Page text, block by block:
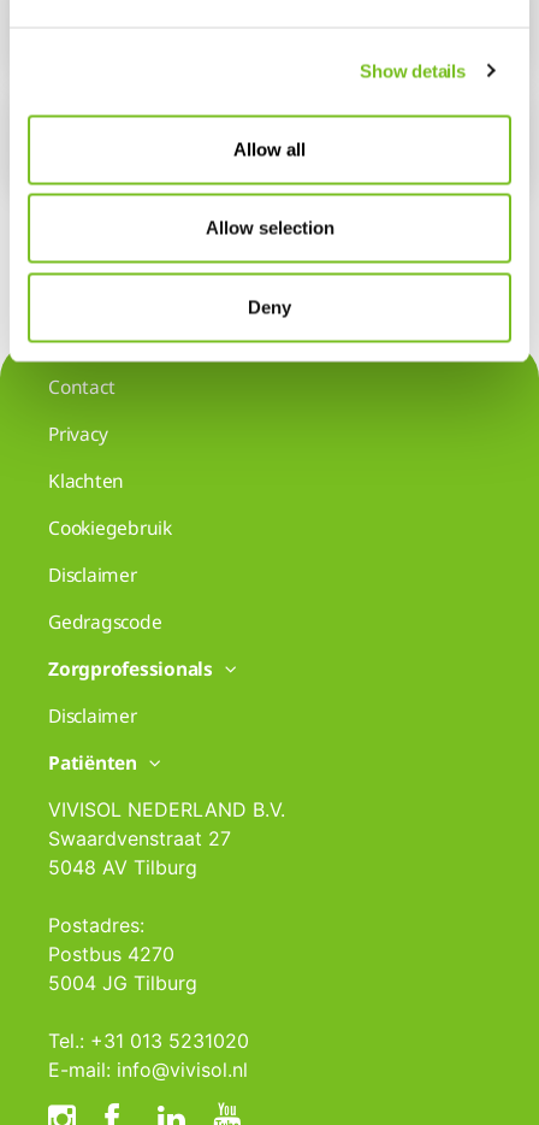
Show details
Allow all
Allow selection
Deny
Het afkoppelen van de apparatuur
Contact
Privacy
Klachten
Cookiegebruik
Disclaimer
Gedragscode
Zorgprofessionals
Disclaimer
Patiënten
VIVISOL NEDERLAND B.V.
Swaardvenstraat 27
5048 AV Tilburg
Postadres:
Postbus 4270
5004 JG Tilburg
Tel.: +31 013 5231020
E-mail: info@vivisol.nl